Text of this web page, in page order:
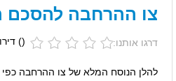
צו ההרחבה להסכם
דרגו אותנו: (
)
להלן הנוסח המלא של צו ההרחבה